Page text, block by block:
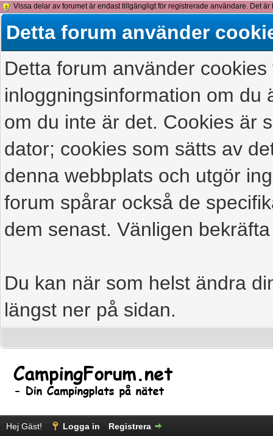
Vissa delar av forumet är endast tillgängligt för registrerade användare. Det
detta meddelande.
Detta forum använder
Detta forum använder
inloggningsinformation om du
om du inte är det. Cookies är
dator; cookies som sätts av
denna webbplats och utgör
forum spårar också de
dem senast. Vänligen
Du kan när som helst ändra
längst ner på sidan.
Hej Gäst! Logga in Registrera